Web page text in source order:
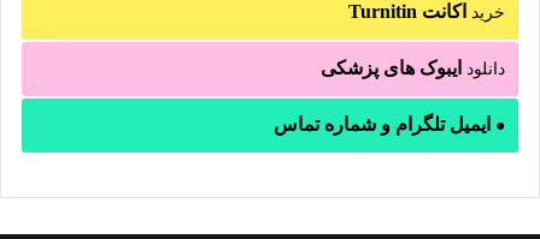
خرید اکانت Turnitin
دانلود ایبوک های پزشکی
● ایمیل تلگرام و شماره تماس